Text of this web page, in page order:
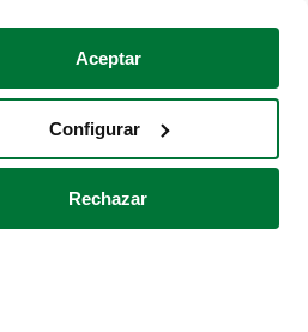
Aceptar
Configurar
Rechazar